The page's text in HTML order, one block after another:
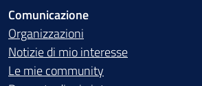
Comunicazione
Organizzazioni
Notizie di mio interesse
Le mie community